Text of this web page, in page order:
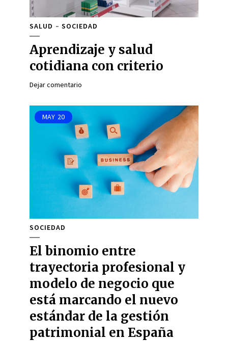
SALUD SOCIEDAD
Aprendizaje y salud
cotidiana con criterio
Dejar comentario
MAY 20
SOCIEDAD
El binomio entre
trayectoria profesional y
modelo de negocio que
está marcando el nuevo
estándar de la gestión
patrimonial en España